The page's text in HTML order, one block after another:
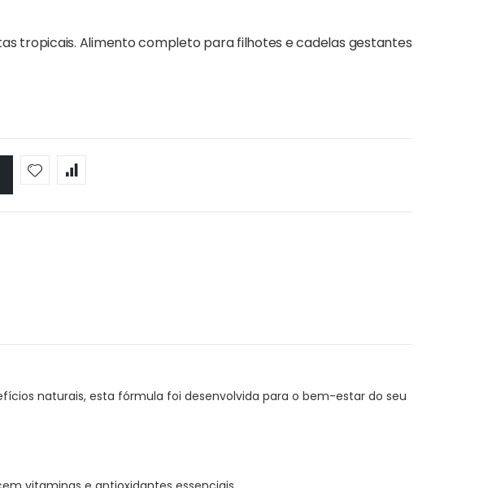
tropicais. Alimento completo para filhotes e cadelas gestantes
naturais, esta fórmula foi desenvolvida para o bem-estar do seu